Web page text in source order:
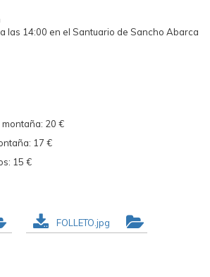
las 14:00 en el Santuario de Sancho Abarca
20 €
17 €
15 €
FOLLETO.jpg